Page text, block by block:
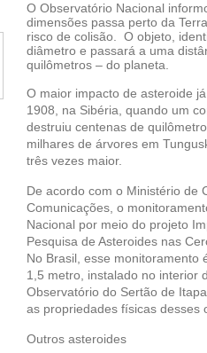
O Observatório Nacional
dimensões passa perto da
risco de colisão. O objeto,
diâmetro e passará a uma
quilômetros – do planeta.
O maior impacto de asteroide
1908, na Sibéria, quando um
destruiu centenas de
milhares de árvores em
três vezes maior.
De acordo com o Ministério de
Comunicações, o
Nacional por meio do projeto
Pesquisa de Asteroides nas
No Brasil, esse monitoramento
1,5 metro, instalado no interior
Observatório do Sertão de
as propriedades físicas desses
Outros asteroides